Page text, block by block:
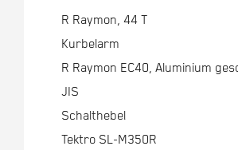
R Raymon, 44 T
Kurbelarm
R Raymon EC40, Aluminium
JIS
Schalthebel
Tektro SL-M350R